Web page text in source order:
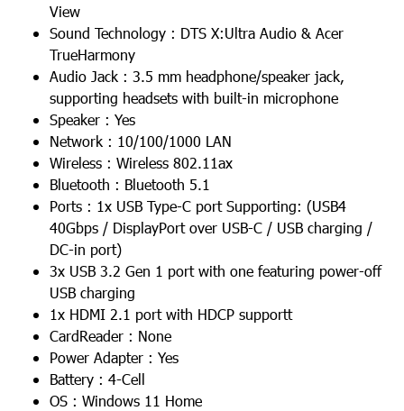
View
Sound Technology : DTS X:Ultra Audio & Acer
TrueHarmony
Audio Jack : 3.5 mm headphone/speaker jack,
supporting headsets with built-in microphone
Speaker : Yes
Network : 10/100/1000 LAN
Wireless : Wireless 802.11ax
Bluetooth : Bluetooth 5.1
Ports : 1x USB Type-C port Supporting: (USB4
40Gbps / DisplayPort over USB-C / USB charging /
DC-in port)
3x USB 3.2 Gen 1 port with one featuring power-off
USB charging
1x HDMI 2.1 port with HDCP supportt
CardReader : None
Power Adapter : Yes
Battery : 4-Cell
OS : Windows 11 Home